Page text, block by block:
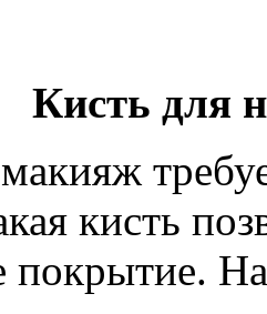
Кисть для
кисть
покрытие.